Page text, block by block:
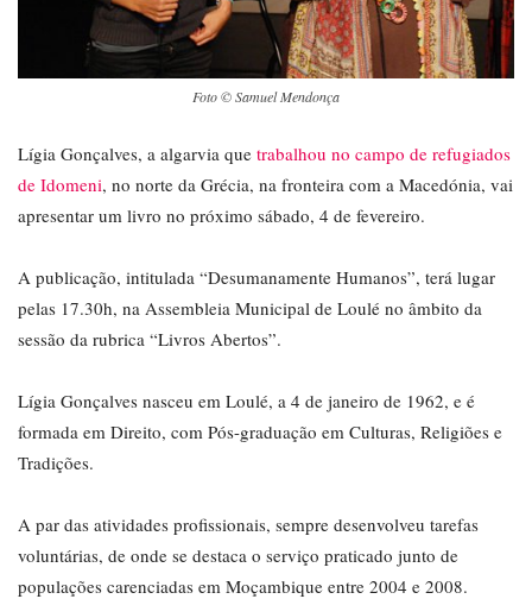
Foto © Samuel Mendonça
Lígia Gonçalves, a algarvia que trabalhou no campo de refugiados
de Idomeni, no norte da Grécia, na fronteira com a Macedónia, vai
apresentar um livro no próximo sábado, 4 de fevereiro.
A publicação, intitulada “Desumanamente Humanos”, terá lugar
pelas 17.30h, na Assembleia Municipal de Loulé no âmbito da
sessão da rubrica “Livros Abertos”.
Lígia Gonçalves nasceu em Loulé, a 4 de janeiro de 1962, e é
formada em Direito, com Pós-graduação em Culturas, Religiões e
Tradições.
A par das atividades profissionais, sempre desenvolveu tarefas
voluntárias, de onde se destaca o serviço praticado junto de
populações carenciadas em Moçambique entre 2004 e 2008.